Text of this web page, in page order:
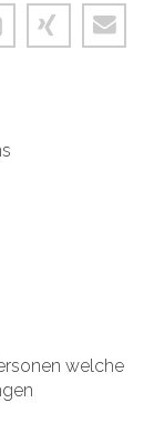
welche